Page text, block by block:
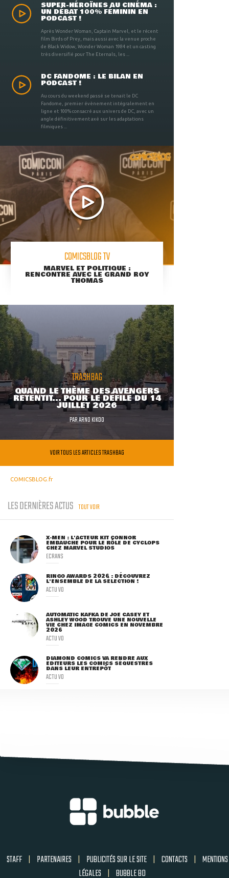
SUPER-HÉROÏNES AU CINÉMA :
UN DÉBAT 100% FÉMININ EN
PODCAST !
Après Wonder Woman, Captain Marvel, et le récent
film Birds of Prey, mais aussi avec la venue proche
de Black Widow, Wonder Woman 1984 et un casting
très diversifié pour The Eternals, les ...
DC FANDOME : LE BILAN EN
PODCAST !
Au cours du weekend passé se tenait le DC
Fandome, premier évènement intégralement en
ligne et 100% consacré aux univers de DC, avec un
angle définitivement axé sur les adaptations
filmiques ...
COMICSBLOG TV
MARVEL ET POLITIQUE :
RENCONTRE AVEC LE GRAND ROY
THOMAS
TRASHBAG
QUAND LE THÈME DES AVENGERS
RETENTIT... POUR LE DÉFILÉ DU 14
JUILLET 2026
PARARNO KIKOO
VOIR TOUS LES ARTICLES TRASHBAG
COMICSBLOG.fr
LES DERNIÈRES ACTUS TOUT VOIR
X-MEN : L'ACTEUR KIT CONNOR
EMBAUCHÉ POUR LE RÔLE DE CYCLOPS
CHEZ MARVEL STUDIOS
ECRANS
RINGO AWARDS 2026 : DÉCOUVREZ
L'ENSEMBLE DE LA SÉLECTION !
ACTU VO
AUTOMATIC KAFKA DE JOE CASEY ET
ASHLEY WOOD TROUVE UNE NOUVELLE
VIE CHEZ IMAGE COMICS EN NOVEMBRE
2026
ACTU VO
DIAMOND COMICS VA RENDRE AUX
ÉDITEURS LES COMICS SÉQUESTRÉS
DANS LEUR ENTREPÔT
ACTU VO
STAFF | PARTENAIRES | PUBLICITÉS SUR LE SITE | CONTACTS | MENTIONS
LÉGALES | BUBBLE BD